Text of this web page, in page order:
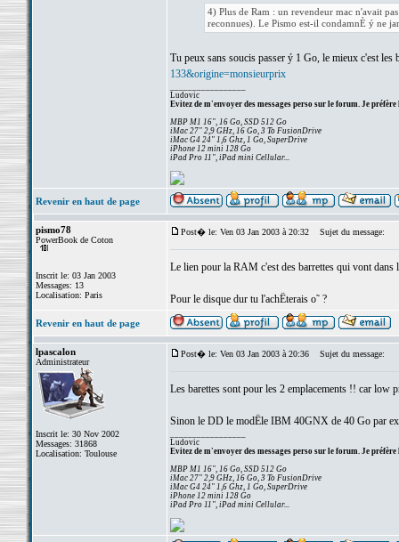
4) Plus de Ram : un revendeur mac n'avait
reconnues). Le Pismo est-il condamnÈ ý ne
Tu peux sans soucis passer ý 1 Go, le mieux c'est les
133&origine=monsieurprix
Ludovic
Evitez de m'envoyer des messages perso sur le forum. Je préfère
MBP M1 16", 16 Go, SSD 512 Go
iMac 27" 2,9 GHz, 16 Go, 3 To FusionDrive
iMac G4 24" 1,6 Ghz, 1 Go, SuperDrive
iPhone 12 mini 128 Go
iPad Pro 11", iPad mini Cellular...
Revenir en haut de page
pismo78
PowerBook de Coton
Inscrit le: 03 Jan 2003
Messages: 13
Localisation: Paris
Post� le: Ven 03 Jan 2003 à 20:32 Sujet du message:
Le lien pour la RAM c'est des barrettes qui vont dans
Pour le disque dur tu l'achËterais o˜ ?
Revenir en haut de page
lpascalon
Administrateur
Inscrit le: 30 Nov 2002
Messages: 31868
Localisation: Toulouse
Post� le: Ven 03 Jan 2003 à 20:36 Sujet du message:
Les barettes sont pour les 2 emplacements !! car low
Sinon le DD le modËle IBM 40GNX de 40 Go par
Ludovic
Evitez de m'envoyer des messages perso sur le forum. Je préfère
MBP M1 16", 16 Go, SSD 512 Go
iMac 27" 2,9 GHz, 16 Go, 3 To FusionDrive
iMac G4 24" 1,6 Ghz, 1 Go, SuperDrive
iPhone 12 mini 128 Go
iPad Pro 11", iPad mini Cellular...